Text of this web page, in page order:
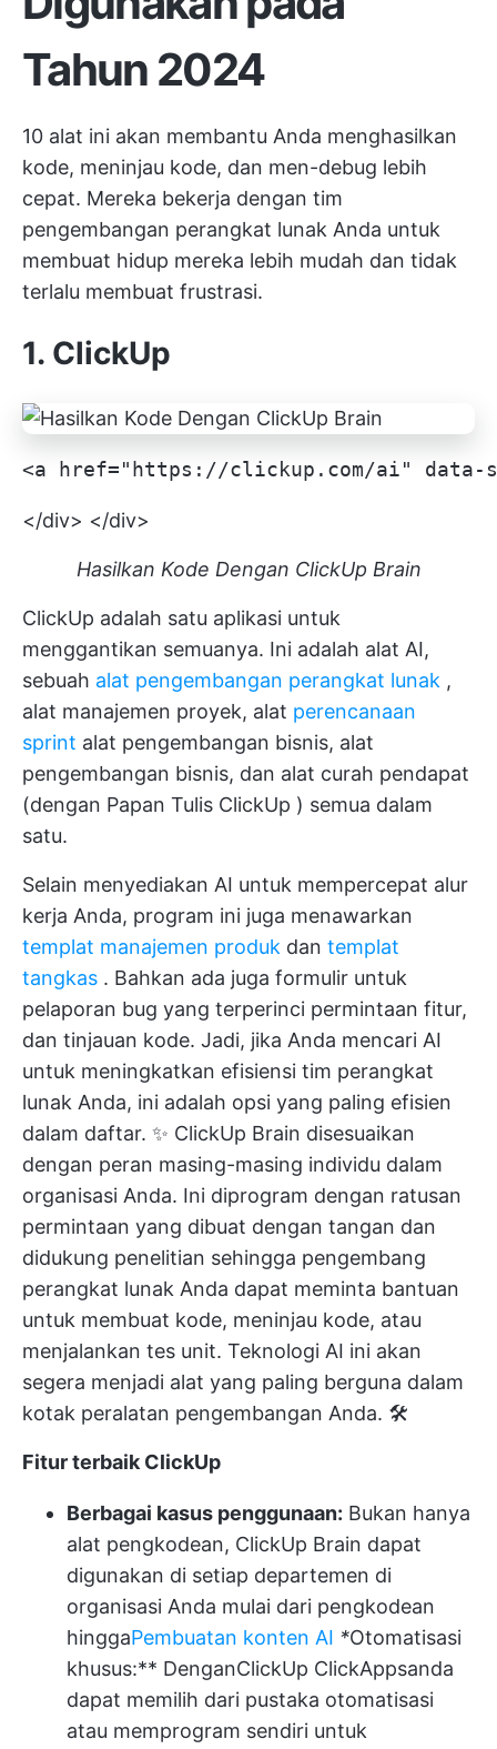
Tahun 2024
10 alat ini akan membantu Anda menghasilkan
kode, meninjau kode, dan men-debug lebih
cepat. Mereka bekerja dengan tim
pengembangan perangkat lunak Anda untuk
membuat hidup mereka lebih mudah dan tidak
terlalu membuat frustrasi.
1. ClickUp
<a href="https://clickup.com/ai" data-
</div> </div>
Hasilkan Kode Dengan ClickUp Brain
ClickUp adalah satu aplikasi untuk
menggantikan semuanya. Ini adalah alat AI,
sebuah alat pengembangan perangkat lunak ,
alat manajemen proyek, alat perencanaan
sprint alat pengembangan bisnis, alat
pengembangan bisnis, dan alat curah pendapat
(dengan Papan Tulis ClickUp ) semua dalam
satu.
Selain menyediakan AI untuk mempercepat alur
kerja Anda, program ini juga menawarkan
templat manajemen produk dan templat
tangkas . Bahkan ada juga formulir untuk
pelaporan bug yang terperinci permintaan fitur,
dan tinjauan kode. Jadi, jika Anda mencari AI
untuk meningkatkan efisiensi tim perangkat
lunak Anda, ini adalah opsi yang paling efisien
dalam daftar. ✨ ClickUp Brain disesuaikan
dengan peran masing-masing individu dalam
organisasi Anda. Ini diprogram dengan ratusan
permintaan yang dibuat dengan tangan dan
didukung penelitian sehingga pengembang
perangkat lunak Anda dapat meminta bantuan
untuk membuat kode, meninjau kode, atau
menjalankan tes unit. Teknologi AI ini akan
segera menjadi alat yang paling berguna dalam
kotak peralatan pengembangan Anda. 🛠️
Fitur terbaik ClickUp
Berbagai kasus penggunaan: Bukan hanya
alat pengkodean, ClickUp Brain dapat
digunakan di setiap departemen di
organisasi Anda mulai dari pengkodean
hinggaPembuatan konten AI *Otomatisasi
khusus:** DenganClickUp ClickAppsanda
dapat memilih dari pustaka otomatisasi
atau memprogram sendiri untuk